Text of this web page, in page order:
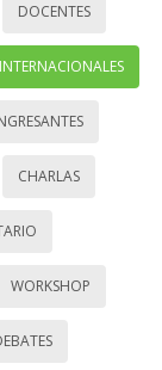
DOCENTES
CHARLAS
WORKSHOP